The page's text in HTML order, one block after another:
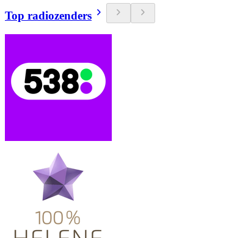
Top radiozenders